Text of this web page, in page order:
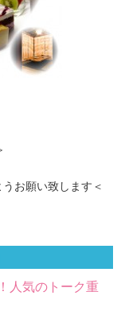
お願い致します＜
人気のトーク重